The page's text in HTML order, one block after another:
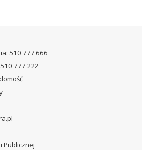
510 777 666
777 222
Publicznej